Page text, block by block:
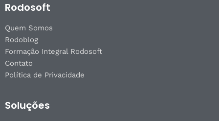
Rodosoft
Quem Somos
Rodoblog
Formação Integral Rodosoft
Contato
Política de Privacidade
Soluções